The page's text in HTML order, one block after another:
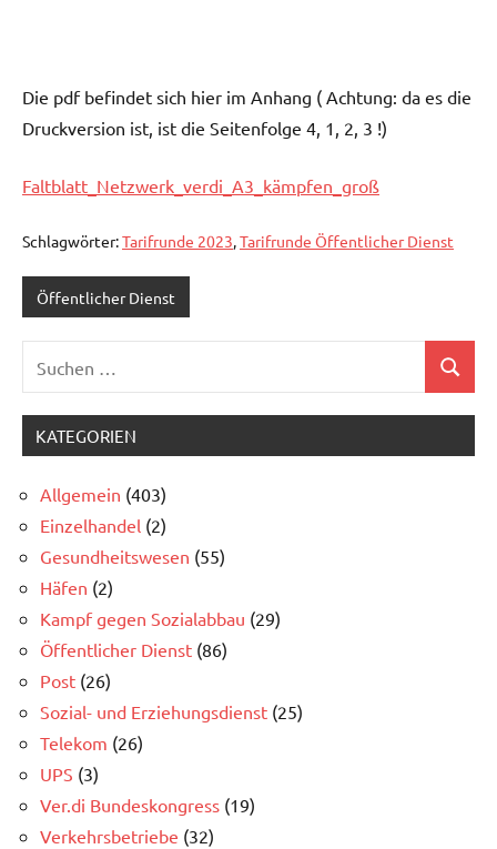
Die pdf befindet sich hier im Anhang ( Achtung: da es die
Druckversion ist, ist die Seitenfolge 4, 1, 2, 3 !)
Faltblatt_Netzwerk_verdi_A3_kämpfen_groß
Schlagwörter:Tarifrunde 2023,Tarifrunde Öffentlicher Dienst
Öffentlicher Dienst
nach:
Suchen
KATEGORIEN
Allgemein (403)
Einzelhandel (2)
Gesundheitswesen (55)
Häfen (2)
Kampf gegen Sozialabbau (29)
Öffentlicher Dienst (86)
Post (26)
Sozial- und Erziehungsdienst (25)
Telekom (26)
UPS (3)
Ver.di Bundeskongress (19)
Verkehrsbetriebe (32)